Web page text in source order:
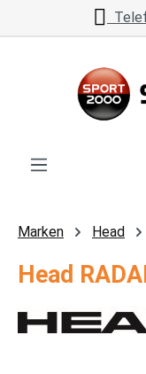
Zum Hauptinhalt
Marken Head
Head